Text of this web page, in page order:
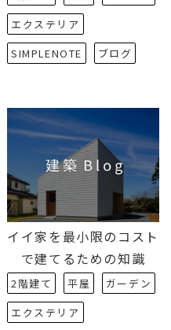
エクステリア
SIMPLENOTE
ブログ
イイ家を最小限のコスト
で建てるための知識
2階建て 平屋
ガーデン
エクステリア